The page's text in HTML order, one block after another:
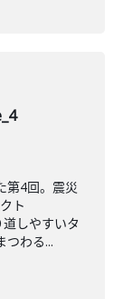
第4回。震災
ト
しやすいタ
つわる...